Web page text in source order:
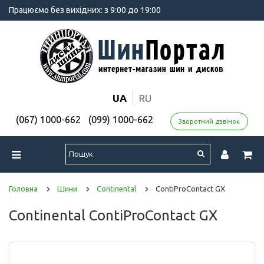
Працюємо без вихідних: з 9:00 до 19:00
UA RU
(067) 1000-662 (099) 1000-662 Зворотний дзвінок
Головна Шини Continental ContiProContact GX
Continental ContiProContact GX